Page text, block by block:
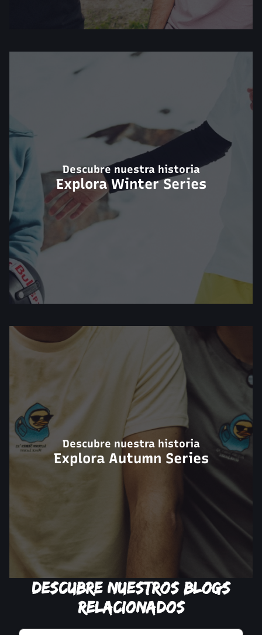
Descubre nuestra historia
Explora Winter Series
Descubre nuestra historia
Explora Autumn Series
Descubre nuestros blogs
relacionados